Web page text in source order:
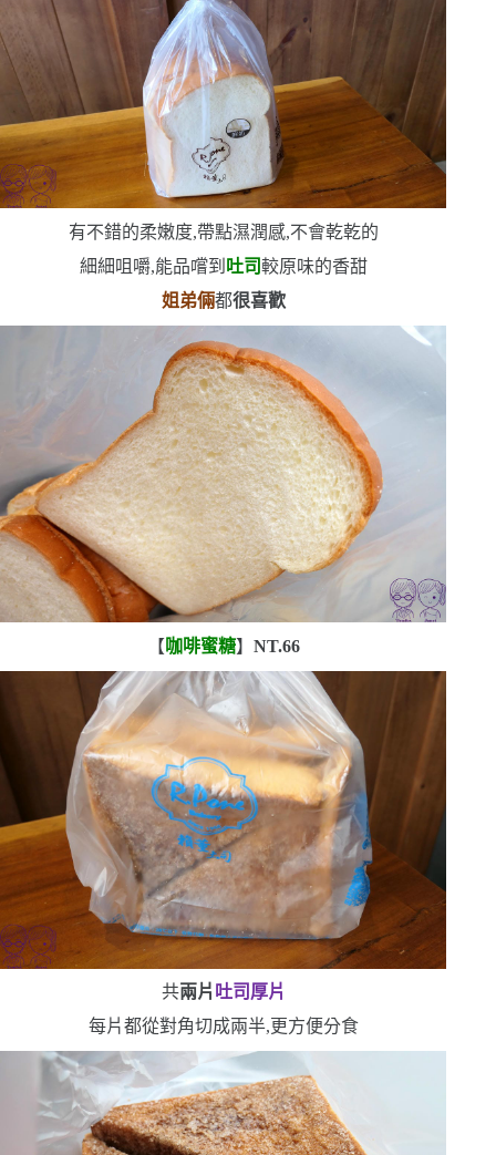
有不錯的柔嫩度,帶點濕潤感,不會乾乾的
細細咀嚼,能品嚐到 吐司較原味的香甜
姐弟倆都很喜歡
【咖啡蜜糖】 NT.66
共兩片 吐司厚片
每片都從對角切成兩半,更方便分食